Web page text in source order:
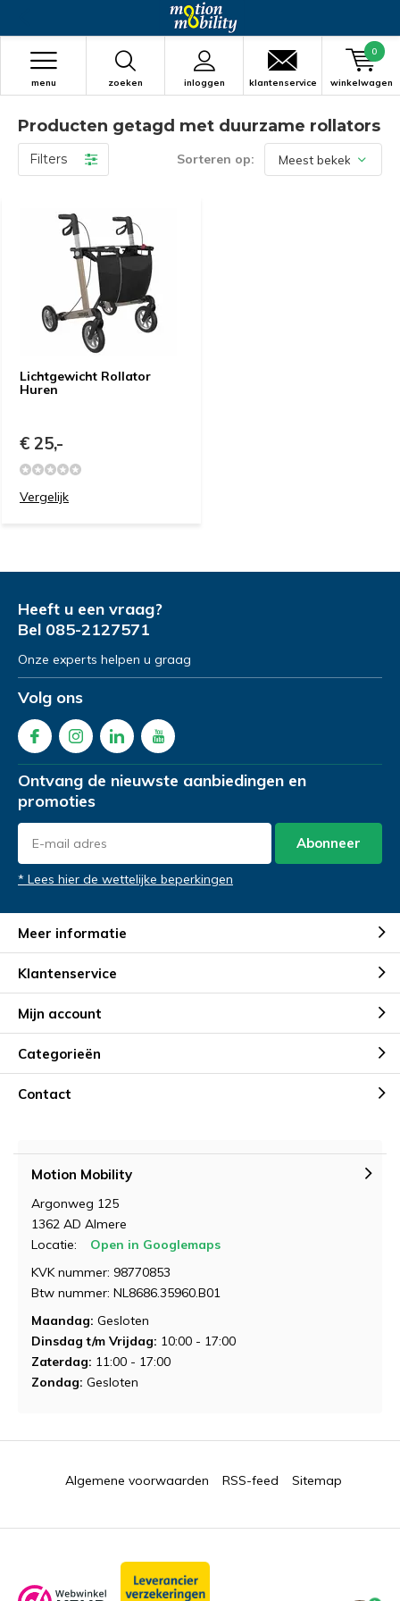
zoeken inloggen
menu klantenservice winkelwagen
0
Producten getagd met duurzame rollators
Filters Sorteren op:
Lichtgewicht Rollator
Huren
€ 25,-
Vergelijk
Heeft u een vraag?
Bel 085-2127571
Onze experts helpen u graag
Volg ons
Ontvang de nieuwste aanbiedingen en
promoties
Abonneer
* Lees hier de wettelijke beperkingen
Meer informatie
Klantenservice
Mijn account
Categorieën
Contact
Motion Mobility
Argonweg 125
1362 AD Almere
Locatie:
Open in Googlemaps
KVK nummer: 98770853
Btw nummer: NL8686.35960.B01
Maandag: Gesloten
Dinsdag t/m Vrijdag: 10:00 - 17:00
Zaterdag: 11:00 - 17:00
Zondag: Gesloten
Algemene voorwaarden RSS-feed Sitemap